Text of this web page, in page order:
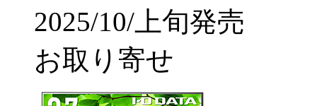
2025/10/上旬発売
お取り寄せ